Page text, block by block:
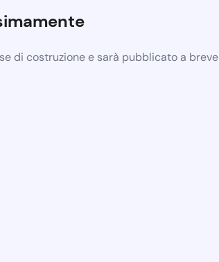
di costruzione e sarà pubblicato a breve